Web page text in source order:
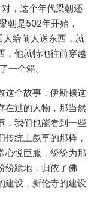
，这个年代梁朝还
朝是502年开始，
给前人送东西，就
，他就特地往前穿越
一个箱。
这个故事，伊斯顿这
在过的人物，那当然
，我们也能看到一些
统上叙事的那样，
心悦臣服，纷纷为那
纷跪地，归依了佛
建设，新伦寺的建设